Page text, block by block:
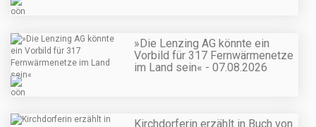
»Die Lenzing AG könnte ein
Vorbild für 317 Fernwärmenetze
im Land sein« - 07.08.2026
Kirchdorferin erzählt in Buch von